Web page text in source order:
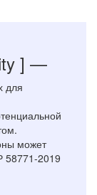
] —
для
может
58771-2019